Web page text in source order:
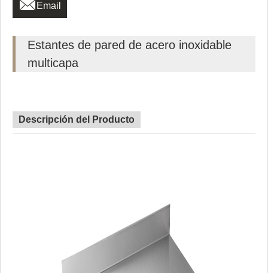
Email
Estantes de pared de acero inoxidable
multicapa
Descripción del Producto